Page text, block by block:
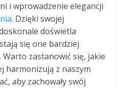
i wprowadzenie elegancji
. Dzięki swojej
doświetla
się one bardziej
zastanowić się, jakie
harmonizują z naszym
aby zachowały swój